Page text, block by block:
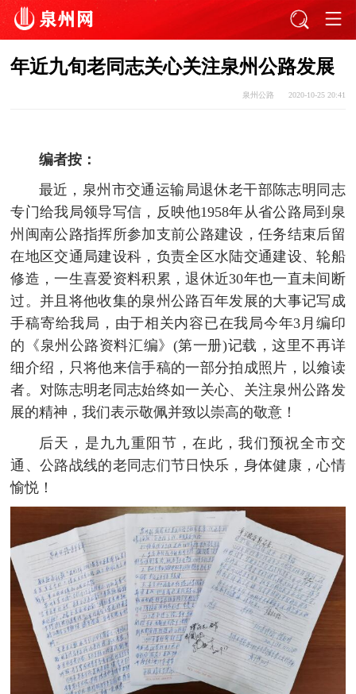
年近九旬老同志关心关注泉州公路发展
泉州公路 2020-10-25 20:41
编者按：
最近，泉州市交通运输局退休老干部陈志明同志
专门给我局领导写信，反映他1958年从省公路局到泉
州闽南公路指挥所参加支前公路建设，任务结束后留
在地区交通局建设科，负责全区水陆交通建设、轮船
修造，一生喜爱资料积累，退休近30年也一直未间断
过。并且将他收集的泉州公路百年发展的大事记写成
手稿寄给我局，由于相关内容已在我局今年3月编印
的《泉州公路资料汇编》(第一册)记载，这里不再详
细介绍，只将他来信手稿的一部分拍成照片，以飨读
者。对陈志明老同志始终如一关心、关注泉州公路发
展的精神，我们表示敬佩并致以崇高的敬意！
后天，是九九重阳节，在此，我们预祝全市交
通、公路战线的老同志们节日快乐，身体健康，心情
愉悦！